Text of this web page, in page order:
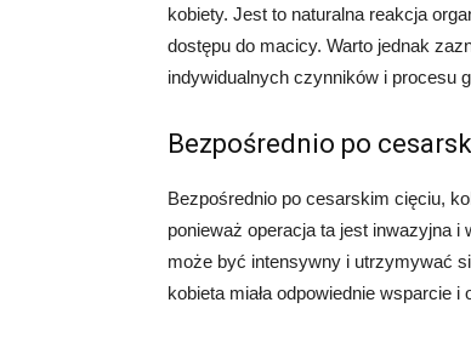
kobiety. Jest to naturalna reakcja
dostępu do macicy. Warto jednak
indywidualnych czynników i procesu
Bezpośrednio po
Bezpośrednio po cesarskim cięciu,
ponieważ operacja ta jest inwazyjna
może być intensywny i utrzymywać
kobieta miała odpowiednie wsparcie